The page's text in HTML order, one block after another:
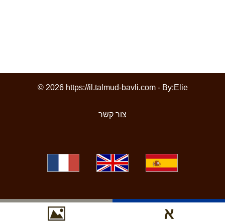
© 2026 https://il.talmud-bavli.com - By:Elie
צור קשר